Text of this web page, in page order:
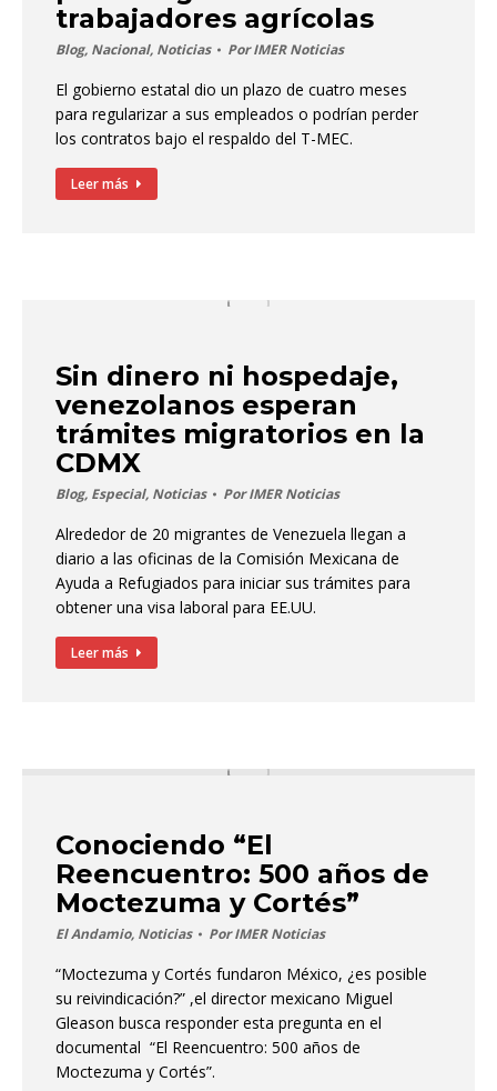
trabajadores agrícolas
Blog, Nacional, Noticias PorIMER Noticias
El gobierno estatal dio un plazo de cuatro meses
para regularizar a sus empleados o podrían perder
los contratos bajo el respaldo del T-MEC.
Leer más
Sin dinero ni hospedaje,
venezolanos esperan
trámites migratorios en la
CDMX
Blog, Especial, Noticias PorIMER Noticias
Alrededor de 20 migrantes de Venezuela llegan a
diario a las oficinas de la Comisión Mexicana de
Ayuda a Refugiados para iniciar sus trámites para
obtener una visa laboral para EE.UU.
Leer más
Conociendo “El
Reencuentro: 500 años de
Moctezuma y Cortés”
El Andamio, Noticias PorIMER Noticias
“Moctezuma y Cortés fundaron México, ¿es posible
su reivindicación?” ,el director mexicano Miguel
Gleason busca responder esta pregunta en el
documental “El Reencuentro: 500 años de
Moctezuma y Cortés”.